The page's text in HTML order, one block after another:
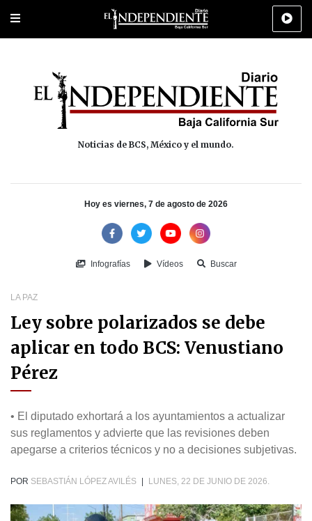
Portada Los Cabos Policiaca Deportes Cultura
Noticias de BCS, México y el mundo.
Hoy es viernes, 7 de agosto de 2026
Infografías Vídeos Buscar
LA PAZ
Ley sobre polarizados se debe
aplicar en todo BCS: Venustiano
Pérez
• El diputado exhortará a los ayuntamientos a actualizar
sus reglamentos y advierte que las revisiones deben
apegarse a criterios técnicos y no a decisiones subjetivas.
POR SEBASTIÁN LÓPEZ AVILÉS LUNES, 22 DE JUNIO DE 2026.